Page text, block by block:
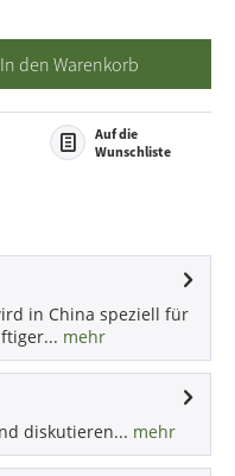
In den Warenkorb
Auf die
Wunschliste
in China speziell für
mehr
diskutieren... mehr